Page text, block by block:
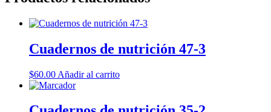
Cuadernos de nutrición 47-3
$60.00 Añadir al carrito